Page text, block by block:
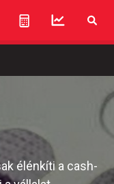
élénkíti a cash-